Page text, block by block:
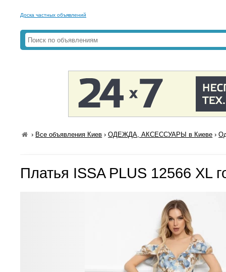
Доска частных объявлений
› Все объявления Киев ›ОДЕЖДА, АКСЕССУАРЫ в Киеве ›
Платья ISSA PLUS 12566 XL